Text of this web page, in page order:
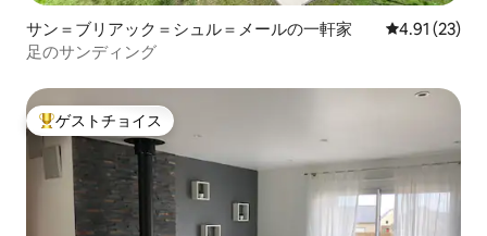
サン＝ブリアック＝シュル＝メールの一軒家 レビュー23
4.91 (23)
足のサンディング
大好評のゲストチョイスです。
ゲストチョイス